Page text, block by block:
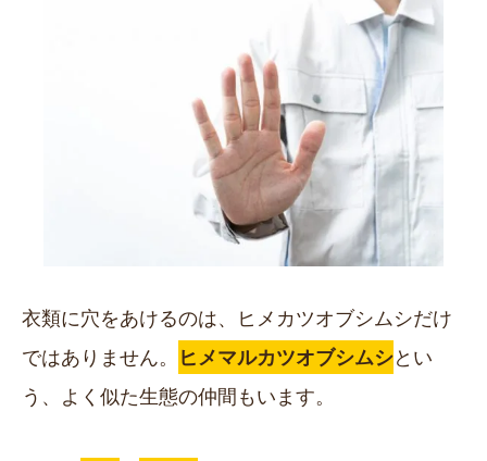
衣類に穴をあけるのは、ヒメカツオブシムシだけ
ではありません。
ヒメマルカツオブシムシとい
う、よく似た生態の仲間もいます。